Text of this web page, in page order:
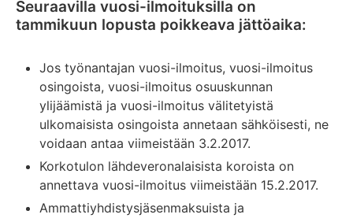
Seuraavilla vuosi-ilmoituksilla on
tammikuun lopusta poikkeava jättöaika:
Jos työnantajan vuosi-ilmoitus, vuosi-ilmoitus
osingoista, vuosi-ilmoitus osuuskunnan
ylijäämistä ja vuosi-ilmoitus välitetyistä
ulkomaisista osingoista annetaan sähköisesti, ne
voidaan antaa viimeistään 3.2.2017.
Korkotulon lähdeveronalaisista koroista on
annettava vuosi-ilmoitus viimeistään 15.2.2017.
Ammattiyhdistysjäsenmaksuista ja